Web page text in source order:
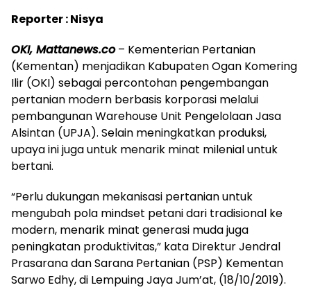
Reporter : Nisya
OKI, Mattanews.co– Kementerian Pertanian
(Kementan) menjadikan Kabupaten Ogan Komering
Ilir (OKI) sebagai percontohan pengembangan
pertanian modern berbasis korporasi melalui
pembangunan Warehouse Unit Pengelolaan Jasa
Alsintan (UPJA). Selain meningkatkan produksi,
upaya ini juga untuk menarik minat milenial untuk
bertani.
“Perlu dukungan mekanisasi pertanian untuk
mengubah pola mindset petani dari tradisional ke
modern, menarik minat generasi muda juga
peningkatan produktivitas,” kata Direktur Jendral
Prasarana dan Sarana Pertanian (PSP) Kementan
Sarwo Edhy, di Lempuing Jaya Jum’at, (18/10/2019).